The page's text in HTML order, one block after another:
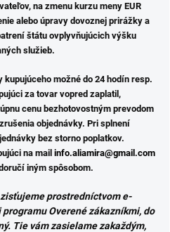
na zmenu kurzu meny EUR
alebo úpravy dovoznej prirážky a
štátu ovplyvňujúcich výšku
služieb.
možné do 24 hodín resp.
za tovar vopred zaplatil,
cenu bezhotovostným prevodom
objednávky. Pri splnení
bez storno poplatkov.
na mail info.aliamira@gmail.com
iným spôsobom.
prostredníctvom e-
Overené zákazníkmi, do
Tie vám zasielame zakaždým,